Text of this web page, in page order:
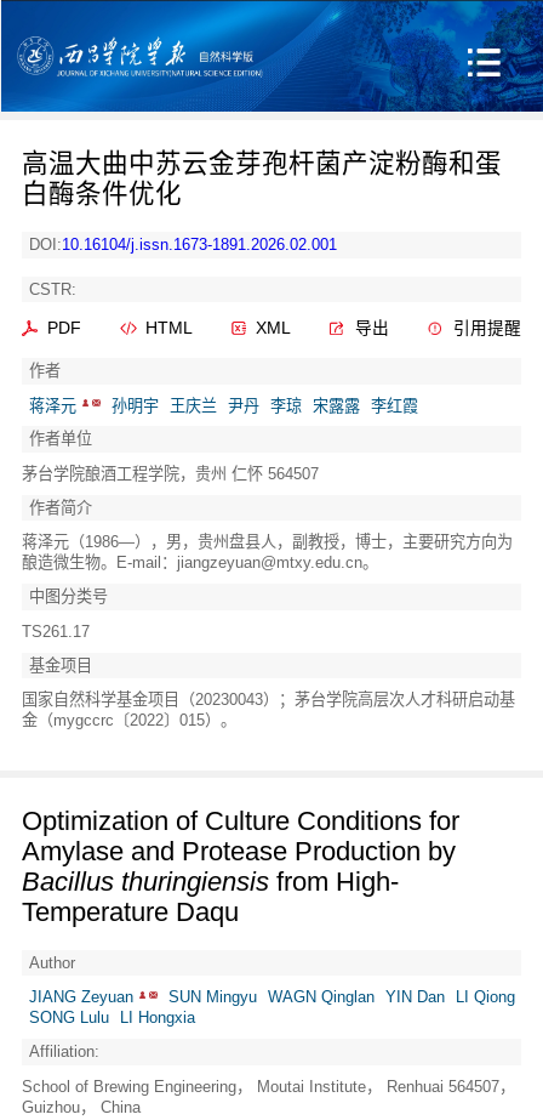
高温大曲中苏云金芽孢杆菌产淀粉酶和蛋
白酶条件优化
DOI:10.16104/j.issn.1673-1891.2026.02.001
CSTR:
PDF HTML XML 导出 引用提醒
作者
蒋泽元
孙明宇 王庆兰 尹丹 李琼 宋露露
李红霞
作者单位
茅台学院酿酒工程学院，贵州 仁怀 564507
作者简介
蒋泽元（1986—），男，贵州盘县人，副教授，博士，主要研究方向为
酿造微生物。E-mail： jiangzeyuan@mtxy.edu.cn。
中图分类号
TS261.17
基金项目
国家自然科学基金项目（20230043）；茅台学院高层次人才科研启动基
金（mygccrc〔2022〕015）。
Optimization of Culture Conditions for
Amylase and Protease Production by
Bacillus thuringiensisfrom High-
Temperature Daqu
Author
JIANG Zeyuan
SUN Mingyu WAGN Qinglan YIN Dan
LI Qiong
SONG Lulu
LI Hongxia
Affiliation:
School of Brewing Engineering， Moutai Institute， Renhuai 564507，
Guizhou， China